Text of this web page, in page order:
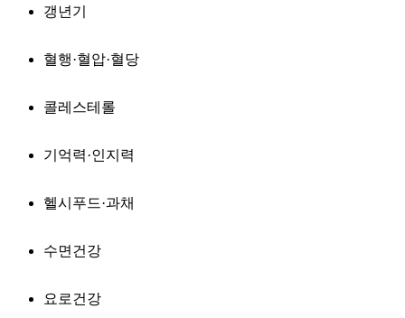
갱년기
혈행·혈압·혈당
콜레스테롤
기억력·인지력
헬시푸드·과채
수면건강
요로건강